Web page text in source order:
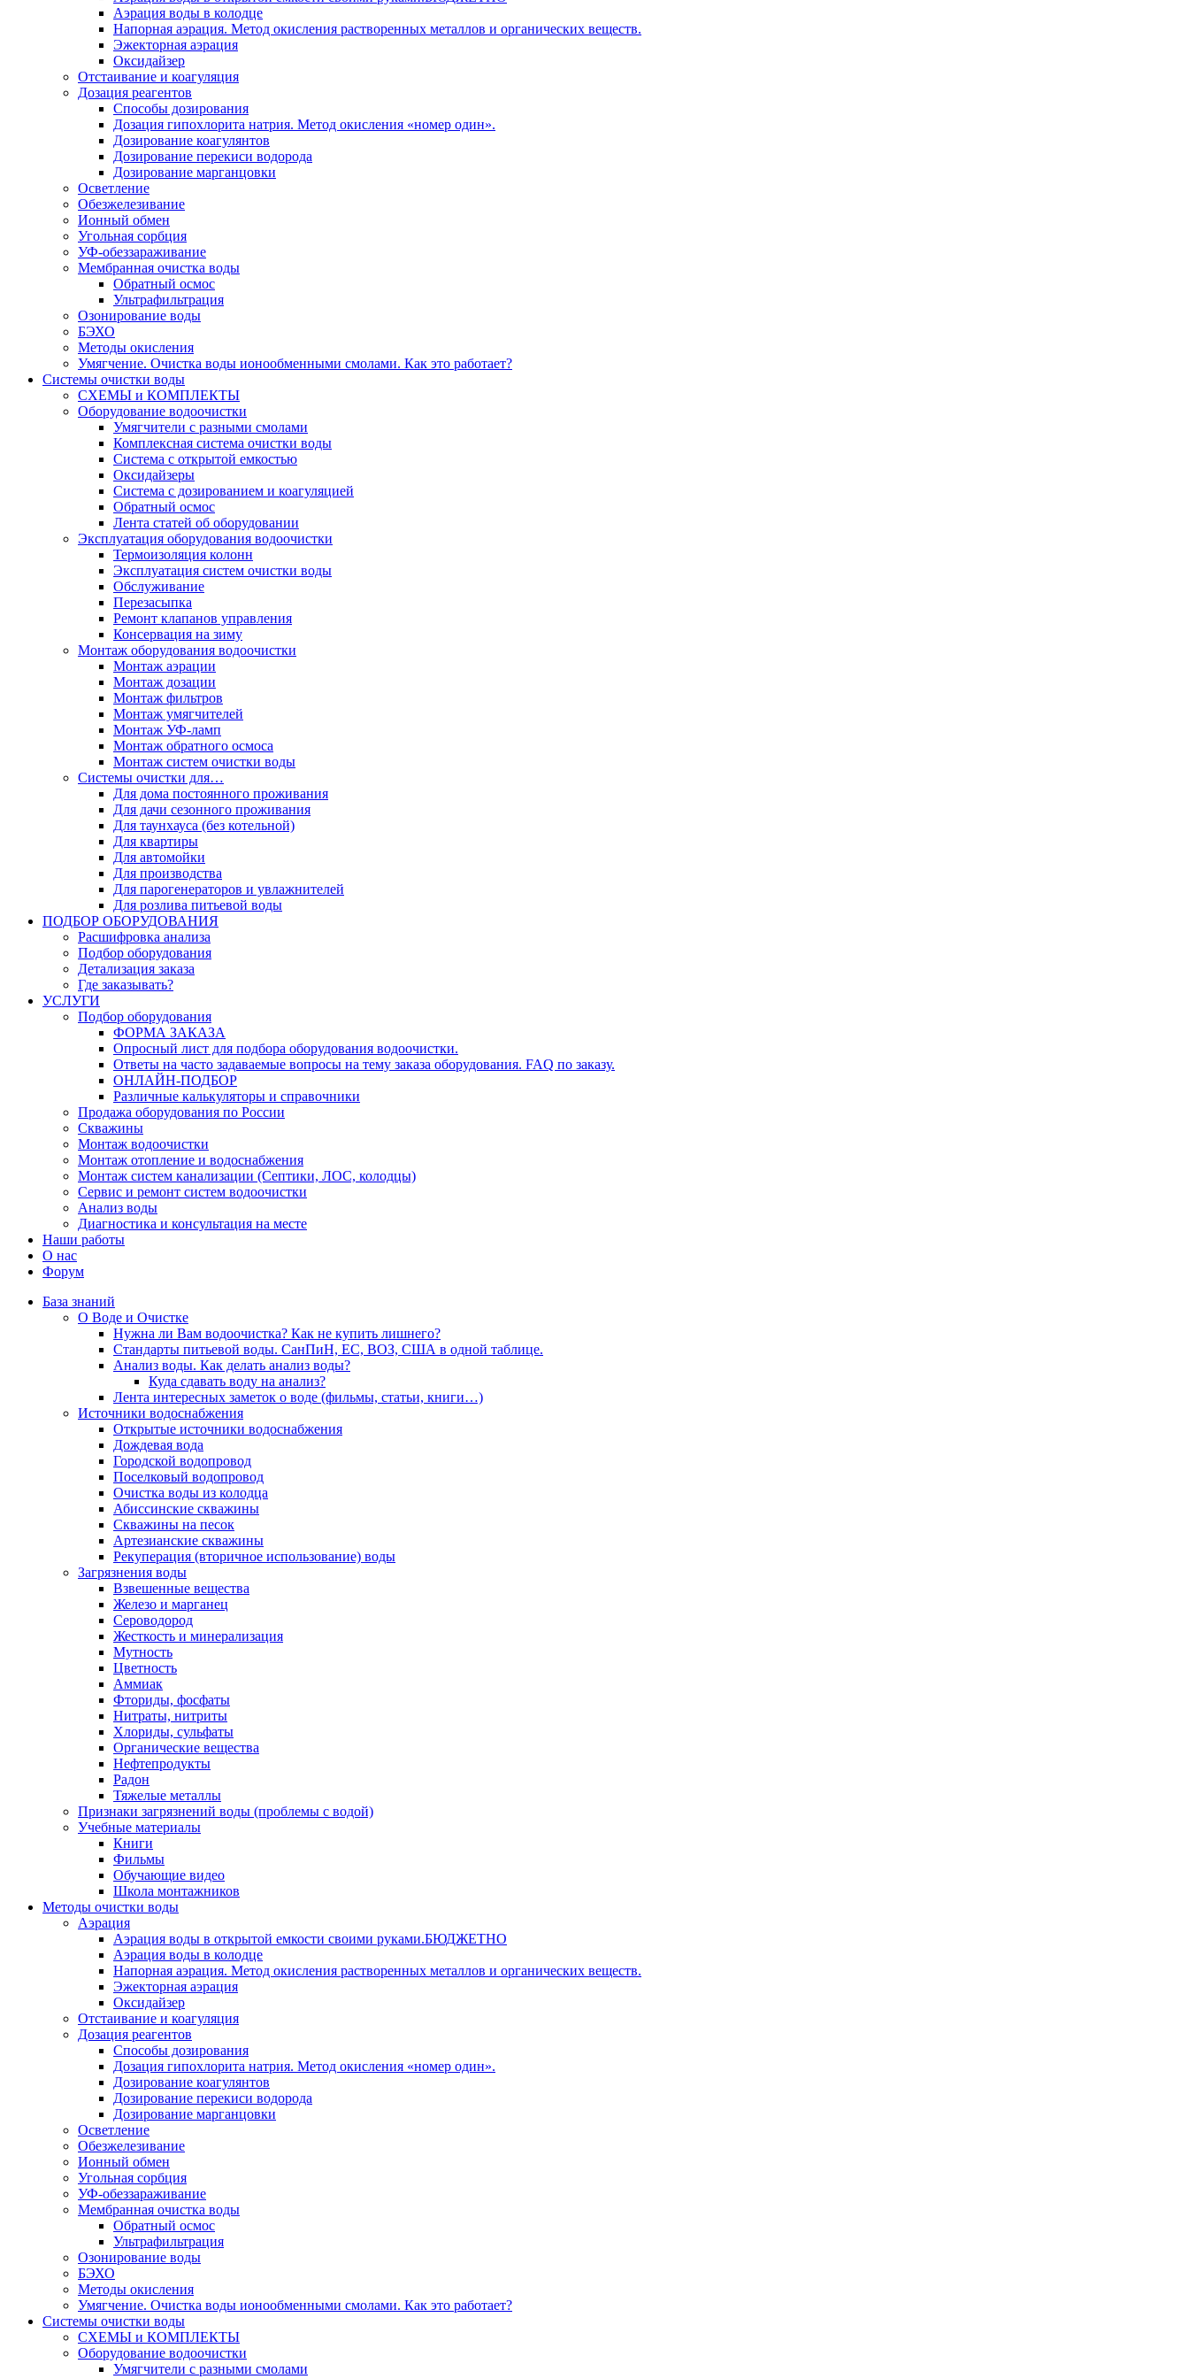
Аэрация воды в колодце
Напорная аэрация. Метод окисления растворенных металлов и органических веществ.
Эжекторная аэрация
Оксидайзер
Отстаивание и коагуляция
Дозация реагентов
Способы дозирования
Дозация гипохлорита натрия. Метод окисления «номер один».
Дозирование коагулянтов
Дозирование перекиси водорода
Дозирование марганцовки
Осветление
Обезжелезивание
Ионный обмен
Угольная сорбция
УФ-обеззараживание
Мембранная очистка воды
Обратный осмос
Ультрафильтрация
Озонирование воды
БЭХО
Методы окисления
Умягчение. Очистка воды ионообменными смолами. Как это работает?
Системы очистки воды
СХЕМЫ и КОМПЛЕКТЫ
Оборудование водоочистки
Умягчители с разными смолами
Комплексная система очистки воды
Система с открытой емкостью
Оксидайзеры
Система с дозированием и коагуляцией
Обратный осмос
Лента статей об оборудовании
Эксплуатация оборудования водоочистки
Термоизоляция колонн
Эксплуатация систем очистки воды
Обслуживание
Перезасыпка
Ремонт клапанов управления
Консервация на зиму
Монтаж оборудования водоочистки
Монтаж аэрации
Монтаж дозации
Монтаж фильтров
Монтаж умягчителей
Монтаж УФ-ламп
Монтаж обратного осмоса
Монтаж систем очистки воды
Системы очистки для…
Для дома постоянного проживания
Для дачи сезонного проживания
Для таунхауса (без котельной)
Для квартиры
Для автомойки
Для производства
Для парогенераторов и увлажнителей
Для розлива питьевой воды
ПОДБОР ОБОРУДОВАНИЯ
Расшифровка анализа
Подбор оборудования
Детализация заказа
Где заказывать?
УСЛУГИ
Подбор оборудования
ФОРМА ЗАКАЗА
Опросный лист для подбора оборудования водоочистки.
Ответы на часто задаваемые вопросы на тему заказа оборудования. FAQ по заказу.
ОНЛАЙН-ПОДБОР
Различные калькуляторы и справочники
Продажа оборудования по России
Скважины
Монтаж водоочистки
Монтаж отопление и водоснабжения
Монтаж систем канализации (Септики, ЛОС, колодцы)
Сервис и ремонт систем водоочистки
Анализ воды
Диагностика и консультация на месте
Наши работы
О нас
Форум
База знаний
О Воде и Очистке
Нужна ли Вам водоочистка? Как не купить лишнего?
Стандарты питьевой воды. СанПиН, ЕС, ВОЗ, США в одной таблице.
Анализ воды. Как делать анализ воды?
Куда сдавать воду на анализ?
Лента интересных заметок о воде (фильмы, статьи, книги…)
Источники водоснабжения
Открытые источники водоснабжения
Дождевая вода
Городской водопровод
Поселковый водопровод
Очистка воды из колодца
Абиссинские скважины
Скважины на песок
Артезианские скважины
Рекуперация (вторичное использование) воды
Загрязнения воды
Взвешенные вещества
Железо и марганец
Сероводород
Жесткость и минерализация
Мутность
Цветность
Аммиак
Фториды, фосфаты
Нитраты, нитриты
Хлориды, сульфаты
Органические вещества
Нефтепродукты
Радон
Тяжелые металлы
Признаки загрязнений воды (проблемы с водой)
Учебные материалы
Книги
Фильмы
Обучающие видео
Школа монтажников
Методы очистки воды
Аэрация
Аэрация воды в открытой емкости своими руками.БЮДЖЕТНО
Аэрация воды в колодце
Напорная аэрация. Метод окисления растворенных металлов и органических веществ.
Эжекторная аэрация
Оксидайзер
Отстаивание и коагуляция
Дозация реагентов
Способы дозирования
Дозация гипохлорита натрия. Метод окисления «номер один».
Дозирование коагулянтов
Дозирование перекиси водорода
Дозирование марганцовки
Осветление
Обезжелезивание
Ионный обмен
Угольная сорбция
УФ-обеззараживание
Мембранная очистка воды
Обратный осмос
Ультрафильтрация
Озонирование воды
БЭХО
Методы окисления
Умягчение. Очистка воды ионообменными смолами. Как это работает?
Системы очистки воды
СХЕМЫ и КОМПЛЕКТЫ
Оборудование водоочистки
Умягчители с разными смолами